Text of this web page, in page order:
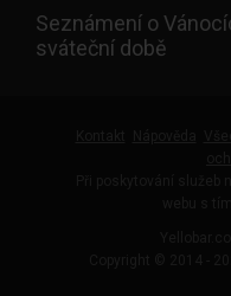
Seznámení o
sváteční době